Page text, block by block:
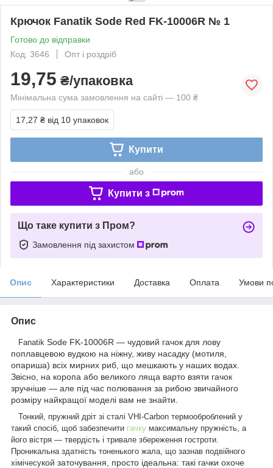
Крючок Fanatik Sode Red FK-10006R № 1
Готово до відправки
Код: 3646
Опт і роздріб
19,75 ₴/упаковка
Мінімальна сума замовлення на сайті — 100 ₴
17,27 ₴ від 10 упаковок
Купити
або
Купити з
Що таке купити з Пром?
Замовлення під захистом
Опис Характеристики Доставка Оплата Умови
Опис
Fanatik Sode FK-10006R — чудовий гачок для лову
поплавцевою вудкою на ніжну, живу насадку (мотиля,
опариша) всіх мирних риб, що мешкають у наших водах.
Звісно, на коропа або великого ляща варто взяти гачок
зручніше — але під час полювання за рибою звичайного
розміру найкращої моделі вам не знайти.
Тонкий, пружний дріт зі сталі VHI-Carbon термооброблений у
такий спосіб, щоб забезпечити гачку максимальну пружність, а
його вістря — твердість і тривале збереження гостроти.
Проникальна здатність тоненького жала, що зазнав подвійного
хімічесукой заточування, просто ідеальна: такі гачки охоче